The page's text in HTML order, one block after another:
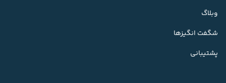
وبلاگ
شگفت انگیزها
پشتیبانی